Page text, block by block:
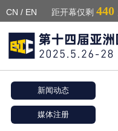
CN / EN 距开幕仅剩 440
新闻动态
媒体注册